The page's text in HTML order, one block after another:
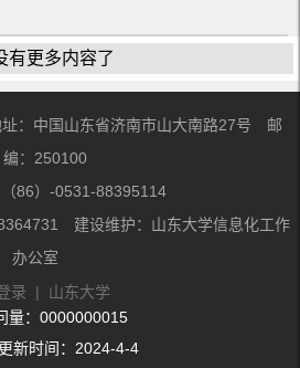
有更多内容了
：中国山东省济南市山大南路27号 邮
编：250100
86）-0531-88395114
建设维护：山东大学信息化工作
办公室
录 | 山东大学
量： 0000000015
新时间： 2024-4-4